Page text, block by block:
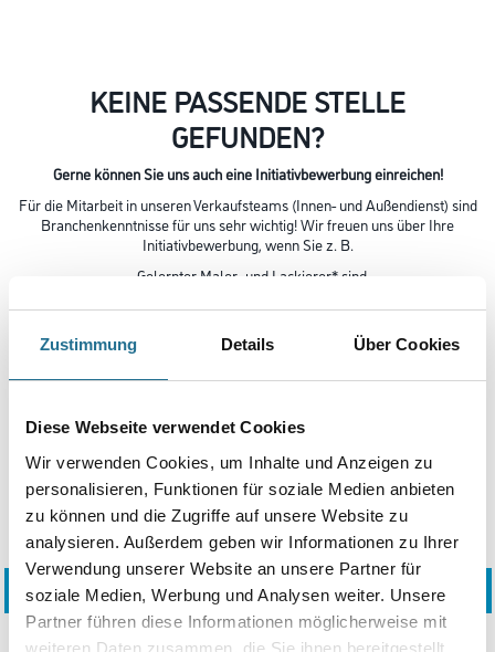
Zustimmung Details Über Cookies
Diese Webseite verwendet Cookies
Wir verwenden Cookies, um Inhalte und Anzeigen zu
personalisieren, Funktionen für soziale Medien anbieten
zu können und die Zugriffe auf unsere Website zu
analysieren. Außerdem geben wir Informationen zu Ihrer
Verwendung unserer Website an unsere Partner für
soziale Medien, Werbung und Analysen weiter. Unsere
Partner führen diese Informationen möglicherweise mit
weiteren Daten zusammen, die Sie ihnen bereitgestellt
KEINE PASSENDE STELLE
GEFUNDEN?
Gerne können Sie uns auch eine Initiativbewerbung einreichen!
Für die Mitarbeit in unseren Verkaufsteams (Innen- und Außendienst) sind
Branchenkenntnisse für uns sehr wichtig! Wir freuen uns über Ihre
Initiativbewerbung, wenn Sie z. B.
- Gelernter Maler- und Lackierer* sind
- In unserer Branche eine Ausbildung absolviert haben
- Im Baustoff-, Bodenbelags-, Farbenhandel tätig waren
qualifizierte Fachkräfte zur Unterstützung unseres Teams.
Von branchenfremden Initiativbewerbungen bitten wir abzusehen. Eine
Rückmeldung auf Initiativbewerbungen behalten wir uns vor.
(*) Bei uns zählt der Mensch. So bunt wie unsere Farben und so vielfältig wie unsere Marken sind die
Mitarbeiter. Jeder kann Teil unseres Teams werden, egal mit welchem Hintergrund - Hauptsache, die
Chemie stimmt!
BEWERBUNGSFORMULAR INITIATIVBEWERBUNGEN